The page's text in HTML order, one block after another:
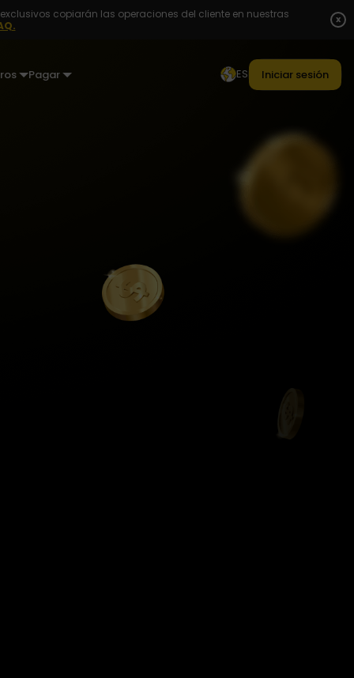
copiarán las operaciones del cliente en nuestras
x
Pagar ES Iniciar sesión